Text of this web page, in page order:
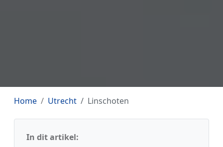
Home Utrecht Linschoten
In dit artikel: